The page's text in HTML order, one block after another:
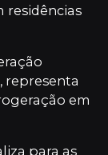
residências
, representa
em
para as